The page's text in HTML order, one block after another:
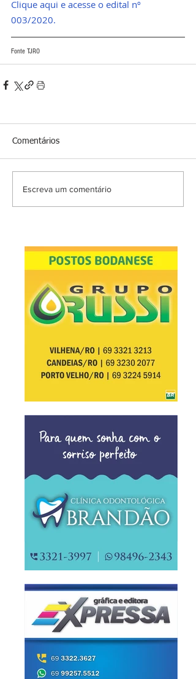
Clique aqui e acesse o edital nº
003/2020.
Fonte TJRO
Comentários
Escreva um comentário